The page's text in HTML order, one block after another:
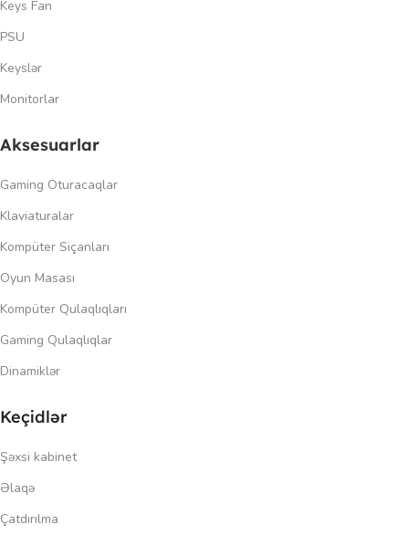
Keys Fan
PSU
Keyslər
Monitorlar
Aksesuarlar
Gaming Oturacaqlar
Klaviaturalar
Kompüter Siçanları
Oyun Masası
Kompüter Qulaqlıqları
Gaming Qulaqlıqlar
Dinamiklər
Keçidlər
Şəxsi kabinet
Əlaqə
Çatdırılma